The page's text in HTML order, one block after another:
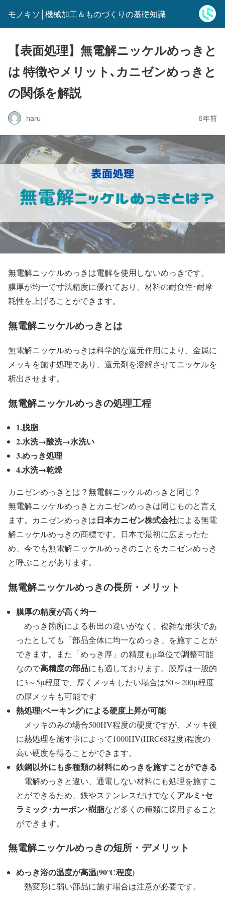
モノキソ│機械加工＆ものづくりの基礎知識
【表面処理】無電解ニッケルめっきと
は 特徴やメリット､カニゼンめっきと
の関係を解説
haru 6年前
無電解ニッケルめっきは電解を使用しないめっきです。
膜厚が均一で寸法精度に優れており、材料の耐食性･耐摩
耗性を上げることができます。
無電解ニッケルめっきとは
無電解ニッケルめっきは科学的な還元作用により、金属に
メッキを施す処理であり、還元剤を溶解させてニッケルを
析出させます。
無電解ニッケルめっきの処理工程
1.脱脂
2.水洗→酸洗→水洗い
3.めっき処理
4.水洗→乾燥
カニゼンめっきとは？無電解ニッケルめっきと同じ？
無電解ニッケルめっきとカニゼンめっきは同じものと言え
ます。カニゼンめっきは日本カニゼン株式会社による無電
解ニッケルめっきの商標です。日本で最初に広まったた
め、今でも無電解ニッケルめっきのことをカニゼンめっき
と呼ぶことがあります。
無電解ニッケルめっきの長所・メリット
膜厚の精度が高く均一
めっき箇所による析出の違いがなく、複雑な形状であ
ったとしても「部品全体に均一なめっき」を施すことが
できます。また「めっき厚」の精度もμ単位で調整可能
なので高精度の部品にも適しております。膜厚は一般的
に3～5μ程度で、厚くメッキしたい場合は50～200μ程度
の厚メッキも可能です
熱処理(ベーキング)による硬度上昇が可能
メッキのみの場合500HV程度の硬度ですが、メッキ後
に熱処理を施す事によって1000HV(HRC68程度)程度の
高い硬度を得ることができます。
鉄鋼以外にも多種類の材料にめっきを施すことができる
電解めっきと違い、通電しない材料にも処理を施すこ
とができるため、鉄やステンレスだけでなく アルミ･セ
ラミック･カーボン･樹脂など多くの種類に採用すること
ができます。
無電解ニッケルめっきの短所・デメリット
めっき浴の温度が高温(90℃程度)
熱変形に弱い部品に施す場合は注意が必要です。